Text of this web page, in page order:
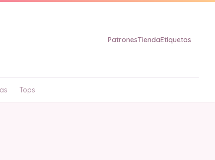
PatronesTiendaEtiquetas
Tops